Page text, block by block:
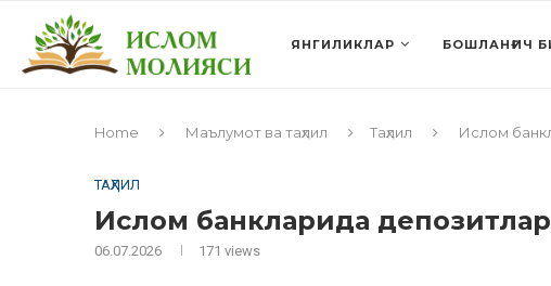
ЯНГИЛИКЛАР БОШЛАНҒИЧ
Home Маълумот ва таҳлил Таҳлил Ислом
ТАҲЛИЛ
Ислом банкларида депозитлар
06.07.2026 171 views